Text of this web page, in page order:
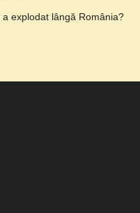
explodat lângă România?